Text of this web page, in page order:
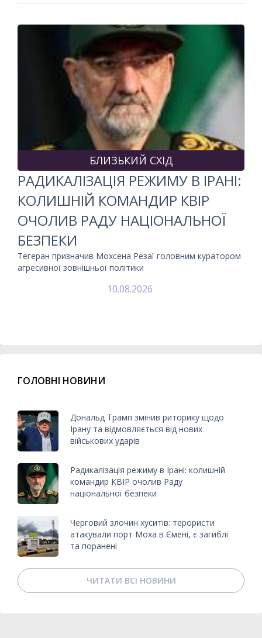
БЛИЗЬКИЙ СХІД
РАДИКАЛІЗАЦІЯ РЕЖИМУ В ІРАНІ:
КОЛИШНІЙ КОМАНДИР КВІР
ОЧОЛИВ РАДУ НАЦІОНАЛЬНОЇ
БЕЗПЕКИ
Тегеран призначив Мохсена Резаї головним куратором
агресивної зовнішньої політики
10.08.2026
ГОЛОВНІ НОВИНИ
Дональд Трамп змінив риторику щодо
Ірану та відмовляється від нових
військових ударів
Радикалізація режиму в Ірані: колишній
командир КВІР очолив Раду
національної безпеки
Черговий злочин хуситів: терористи
атакували порт Моха в Ємені, є загиблі
та поранені
ЧИТАТИ ВСІ НОВИНИ